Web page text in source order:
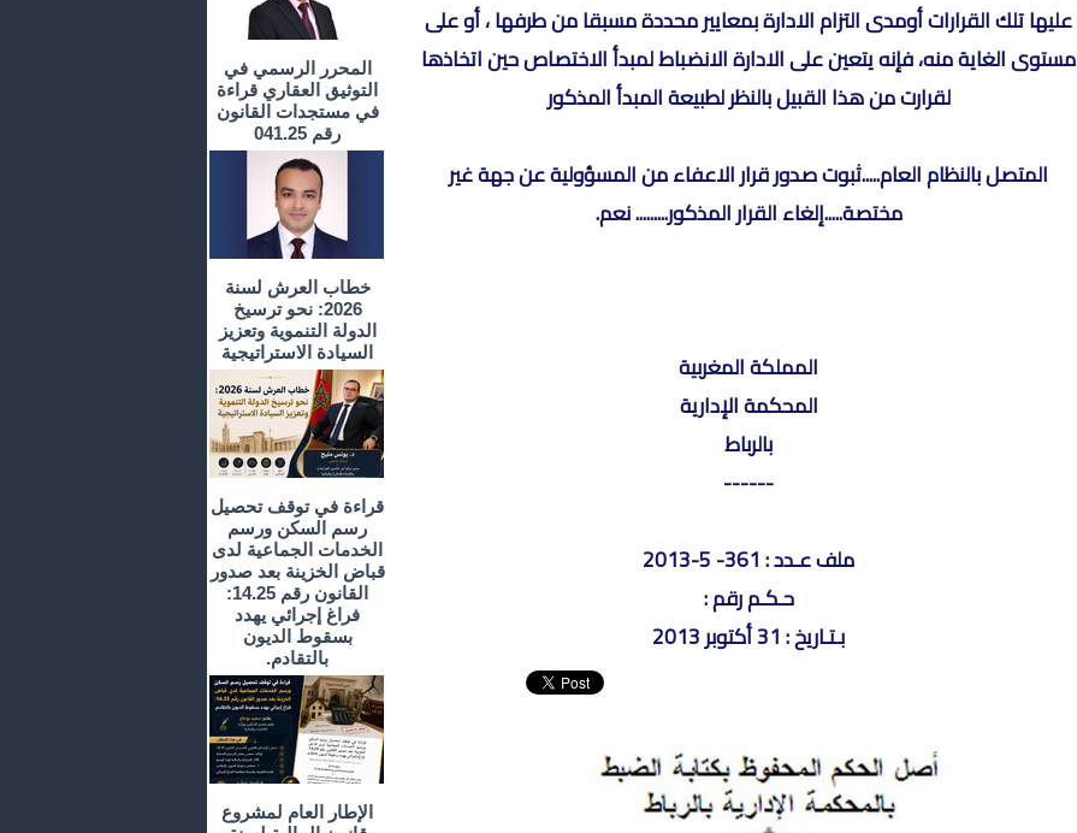
المحرر الرسمي في
التوثيق العقاري قراءة
في مستجدات القانون
رقم 041.25
خطاب العرش لسنة
2026: نحو ترسيخ
الدولة التنموية وتعزيز
السيادة الاستراتيجية
قراءة في توقف تحصيل
رسم السكن ورسم
الخدمات الجماعية لدى
قباض الخزينة بعد صدور
القانون رقم 14.25:
فراغ إجرائي يهدد
بسقوط الديون
بالتقادم.
الإطار العام لمشروع
عليها تلك القرارات أومدى التزام الادارة بمعايير محددة مسبقا من طرفها ، أو على
مستوى الغاية منه، فإنه يتعين على الادارة الانضباط لمبدأ الاختصاص حين اتخاذها
لقرارت من هذا القبيل بالنظر لطبيعة المبدأ المذكور
المتصل بالنظام العام.....ثبوت صدور قرار الاعفاء من المسؤولية عن جهة غير
مختصة.....إلغاء القرار المذكور......... نعم.
المملكة المغربية
المحكمة الإدارية
بالرباط
------
ملف عـدد : 361- 5-2013
حـكـم رقم :
بـتـاريخ : 31 أكتوبر 2013